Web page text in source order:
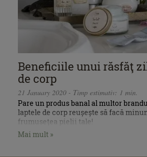
Beneficiile unui răsfăţ
de corp
21 January 2020 - Timp estimativ: 1 min.
Pare un produs banal al multor
laptele de corp reușește să facă
frumusețea pielii tale!
Mai mult »